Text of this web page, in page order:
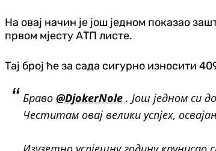
На овај начин је још једном показао
првом мјесту АТП листе.
Тај број ће за сада сигурно износити
Браво @DjokerNole . Још једном си
Честитам овај велики успјех,